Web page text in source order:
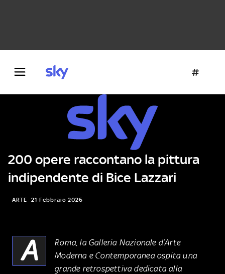
200 opere raccontano la pittura
indipendente di Bice Lazzari
ARTE 21 Febbraio 2026
A
Roma, la Galleria Nazionale d’Arte
Moderna e Contemporanea ospita una
grande retrospettiva dedicata alla